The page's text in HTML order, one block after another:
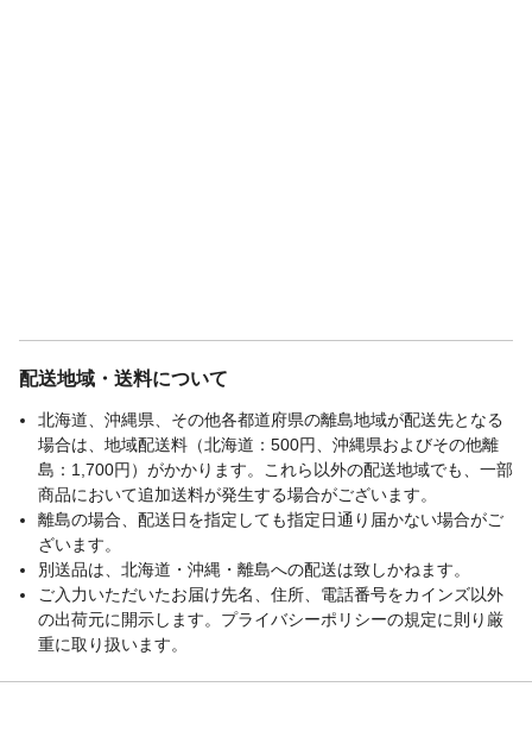
配送地域・送料について
北海道、沖縄県、その他各都道府県の離島地域が配送先となる
場合は、地域配送料（北海道：500円、沖縄県およびその他離
島：1,700円）がかかります。これら以外の配送地域でも、一部
商品において追加送料が発生する場合がございます。
離島の場合、配送日を指定しても指定日通り届かない場合がご
ざいます。
別送品は、北海道・沖縄・離島への配送は致しかねます。
ご入力いただいたお届け先名、住所、電話番号をカインズ以外
の出荷元に開示します。プライバシーポリシーの規定に則り厳
重に取り扱います。